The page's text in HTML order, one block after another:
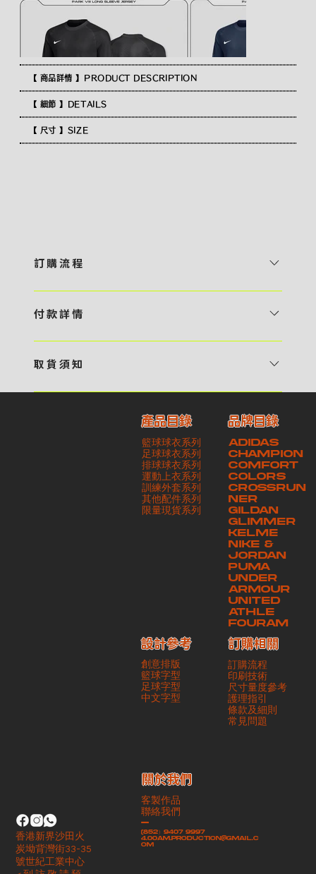
【 商品詳情 】PRODUCT DESCRIPTION
【 細節 】DETAILS
【 尺寸 】SIZE
訂 購 流 程
預 約 〉，參看官網上的商品目錄和作品照片去選擇心儀的款式，同時可
報價 貴客可透過電郵方式或 WhatsApp 平台提交定製資料，4AM 團
相關價目，貴客最終確認後將獲取正式完整單據，請安排繳付貨款訂金以
啟動貨品製作 4 / 商品印製 訂金核實後，4AM 團隊將隨即開始製作 5
/ 貨品提取 商品製作完成後，4AM 團隊將聯絡貴客安排貨款餘額及提取
貨品。貴客可選擇最適合的付款方式以及取貨安排
付 款 詳 情
・ Payme ・ 現金機入數 ・ 銀行櫃檯入數 ・ ATM自動櫃員機轉帳 ・
交易單據。如貴客欲更改電郵地址，請與 4AM 團隊聯絡 - 貴客的付款
記錄可透過電郵 或 WhatsApp平台（ 請註明訂單編號 ）交予4AM 團
隊核實有關款項 - 任何轉帳或換匯交易手續費等額外費用，一概不歸屬
本公司之責任 - 貴客請於收獲本公司正式訂購單據後 3 個工作天內安排
付款。如未能按期繳付所需款項，貴客須緻交因逾期所衍生之額外行政費
取 貨 須 知
請與4AM團隊職員聯絡預約取貨時間｜​ ・ GoGoVan ｜即日完成配送
服務｜運費由貴客現金支付司機｜ ・ 順豐速運 ｜貨件運送需要多於2－
3個工作天｜到付｜​ - 貴客請於貨品可取日起之 10 個工作天內安排提取
貨品，如逾期未取，本公司將不予保存相關貨品。有關貨款訂金將不予歸
還，貴客仍須負責貨款餘額 - 貴客請於收貨時小心核對貨品數量及檢查
貨品品質 - 基於 S.F. Express / GoGoVan 等託運商為第三方服務，
本公司將保證貨品安全到達第三方手中。如第三方在運送過程中引致任何
有關貨品之遺失、損毀、誤投或運送延誤，本公司一律不負責
產品目錄
籃球球衣系列
足球球衣系列
排球球衣系列
運動上衣系列
訓練外套系列
其他配件系列
​限量現貨系列
ADIDAS
CHAMPION
COMFORT
COLORS
CROSSRUN
NER
GILDAN
GLIMMER
KELME
NIKE &
JORDAN
PUMA
UNDER
ARMOUR
UNITED
ATHLE
FOURAM
品牌目錄
創意排版
籃球字型
足球字型
​中文字型
設計參考
訂購流程
印刷技術
尺寸量度參考
護理指引
條款及細則
​常見問題
訂購相關
客製作品
聯絡我們
-
(852）9407 9997
4.00am.production@gmail.c
om
​關於我們
香港新界沙田火
炭坳背灣街33-35
號世紀工業中心